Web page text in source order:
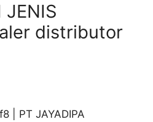
JENIS
distributor
| PT JAYADIPA